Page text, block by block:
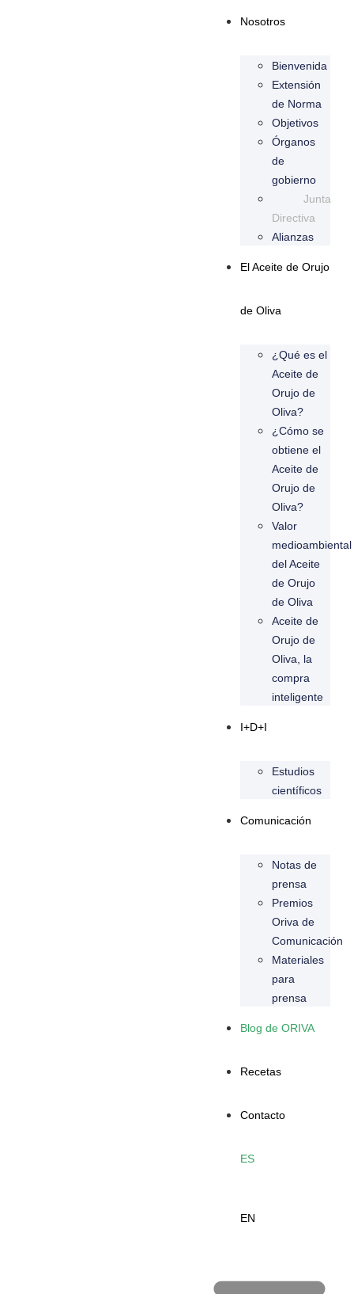
Nosotros
Bienvenida
Extensión
de Norma
Objetivos
Órganos
de
gobierno
Junta
Directiva
Alianzas
El Aceite de Orujo
de Oliva
¿Qué es el
Aceite de
Orujo de
Oliva?
¿Cómo se
obtiene el
Aceite de
Orujo de
Oliva?
Valor
medioambiental
del Aceite
de Orujo
de Oliva
Aceite de
Orujo de
Oliva, la
compra
inteligente
I+D+I
Estudios
científicos
Comunicación
Notas de
prensa
Premios
Oriva de
Comunicación
Materiales
para
prensa
Blog de ORIVA
Recetas
Contacto
ES
EN